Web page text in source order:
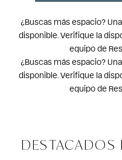
¿Buscas más espacio?
disponible. Verifique la
equipo de
¿Buscas más espacio?
disponible. Verifique la
equipo de